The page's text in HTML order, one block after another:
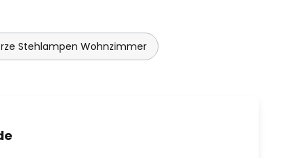
Stehlampen Wohnzimmer